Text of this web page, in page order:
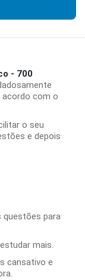
- 700
acordo com o
o seu
e depois
questões para
mais.
cansativo e